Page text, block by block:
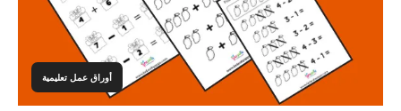
أوراق عمل تعليمية